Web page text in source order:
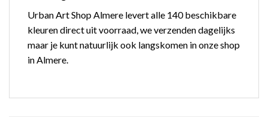
Urban Art Shop Almere levert alle 140 beschikbare
kleuren direct uit voorraad, we verzenden dagelijks
maar je kunt natuurlijk ook langskomen in onze shop
in Almere.